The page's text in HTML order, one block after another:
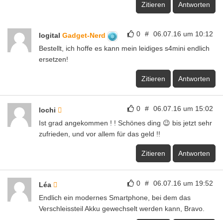
Zitieren Antworten
0 # 06.07.16 um 10:12
logital Gadget-Nerd
Bestellt, ich hoffe es kann mein leidiges s4mini endlich
ersetzen!
Zitieren Antworten
0 # 06.07.16 um 15:02
lochi
Ist grad angekommen ! ! Schönes ding 😉 bis jetzt sehr
zufrieden, und vor allem für das geld !!
Zitieren Antworten
0 # 06.07.16 um 19:52
Léa
Endlich ein modernes Smartphone, bei dem das
Verschleissteil Akku gewechselt werden kann, Bravo.